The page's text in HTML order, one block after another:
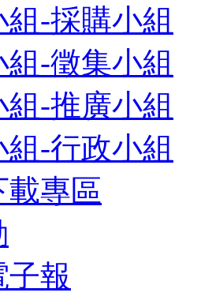
-採購小組
-徵集小組
-推廣小組
-行政小組
載專區
子報